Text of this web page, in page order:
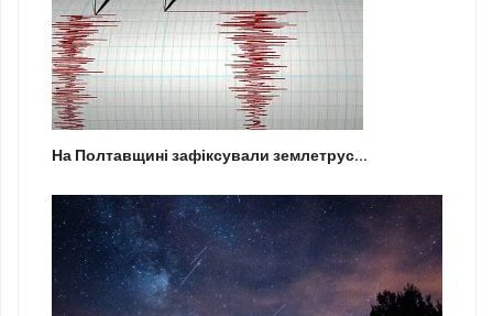
На Полтавщині зафіксували землетрус...